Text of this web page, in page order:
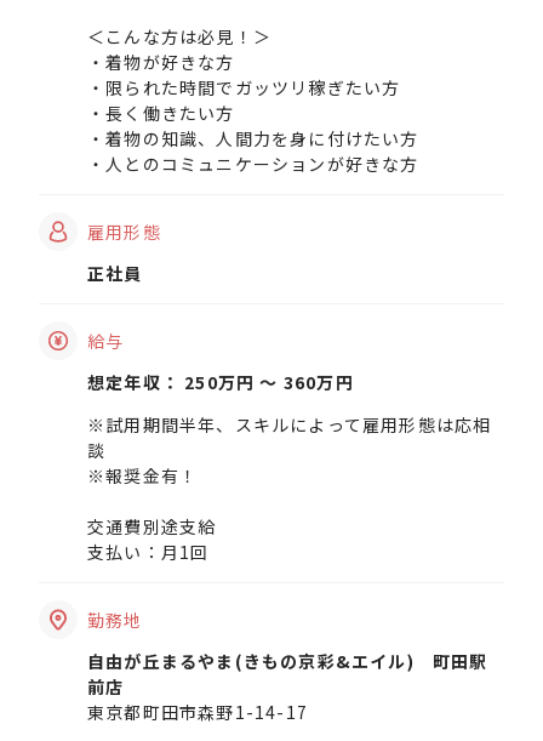
＜こんな方は必見！＞
・着物が好きな方
・限られた時間でガッツリ稼ぎたい方
・長く働きたい方
・着物の知識、人間力を身に付けたい方
・人とのコミュニケーションが好きな方
雇用形態
正社員
給与
想定年収： 250万円 〜 360万円
※試用期間半年、スキルによって雇用形態は応相
談
※報奨金有！
交通費別途支給
支払い：月1回
勤務地
自由が丘まるやま(きもの京彩&エイル) 町田駅
前店
東京都町田市森野1-14-17